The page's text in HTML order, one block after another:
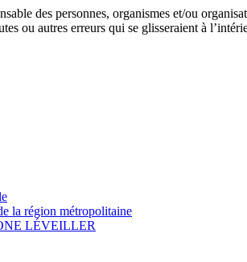
des personnes, organismes et/ou
ou autres erreurs qui se glisseraient à
la région métropolitaine
LÉVEILLER